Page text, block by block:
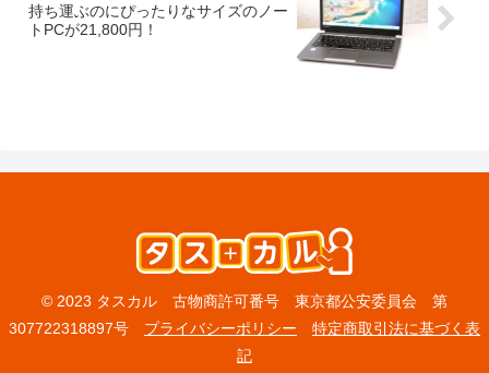
持ち運ぶのにぴったりなサイズのノー
トPCが21,800円！
© 2023 タスカル 古物商許可番号 東京都公安委員会 第
307722318897号 プライバシーポリシー
特定商取引法に基づく表
記